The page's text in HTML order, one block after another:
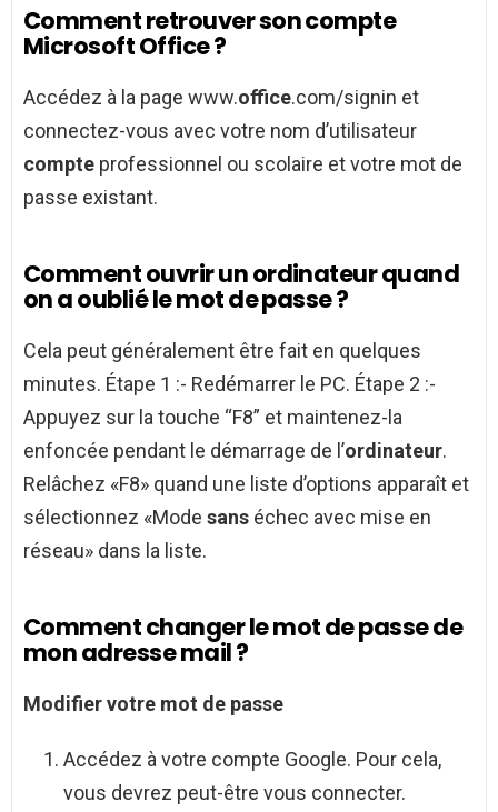
Comment retrouver son compte
Microsoft Office ?
Accédez à la page www.office.com/signin et
connectez-vous avec votre nom d’utilisateur
compte professionnel ou scolaire et votre mot de
passe existant.
Comment ouvrir un ordinateur quand
on a oublié le mot de passe ?
Cela peut généralement être fait en quelques
minutes. Étape 1 :- Redémarrer le PC. Étape 2 :-
Appuyez sur la touche “F8” et maintenez-la
enfoncée pendant le démarrage de l’ordinateur.
Relâchez «F8» quand une liste d’options apparaît et
sélectionnez «Mode sans échec avec mise en
réseau» dans la liste.
Comment changer le mot de passe de
mon adresse mail ?
Modifier votre mot de passe
Accédez à votre compte Google. Pour cela,
vous devrez peut-être vous connecter.